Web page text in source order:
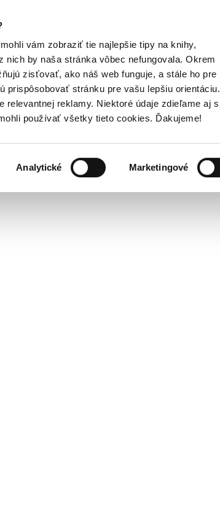
vám zobraziť tie najlepšie tipy na knihy,
nich by naša stránka vôbec nefungovala. Okrem
zisťovať, ako náš web funguje, a stále ho pre
prispôsobovať stránku pre vašu lepšiu orientáciu.
reklamy. Niektoré údaje zdieľame aj s
používať všetky tieto cookies. Ďakujeme!
Analytické Marketingové